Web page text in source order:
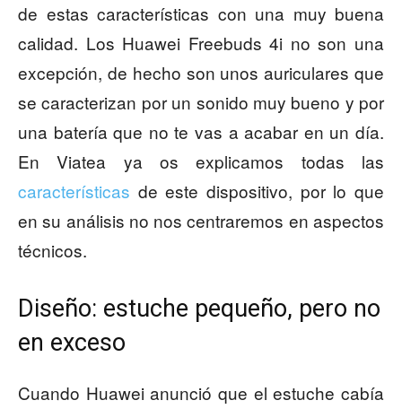
de estas características con una muy buena
calidad. Los Huawei Freebuds 4i no son una
excepción, de hecho son unos auriculares que
se caracterizan por un sonido muy bueno y por
una batería que no te vas a acabar en un día.
En Viatea ya os explicamos todas las
características de este dispositivo, por lo que
en su análisis no nos centraremos en aspectos
técnicos.
Diseño: estuche pequeño, pero no
en exceso
Cuando Huawei anunció que el estuche cabía